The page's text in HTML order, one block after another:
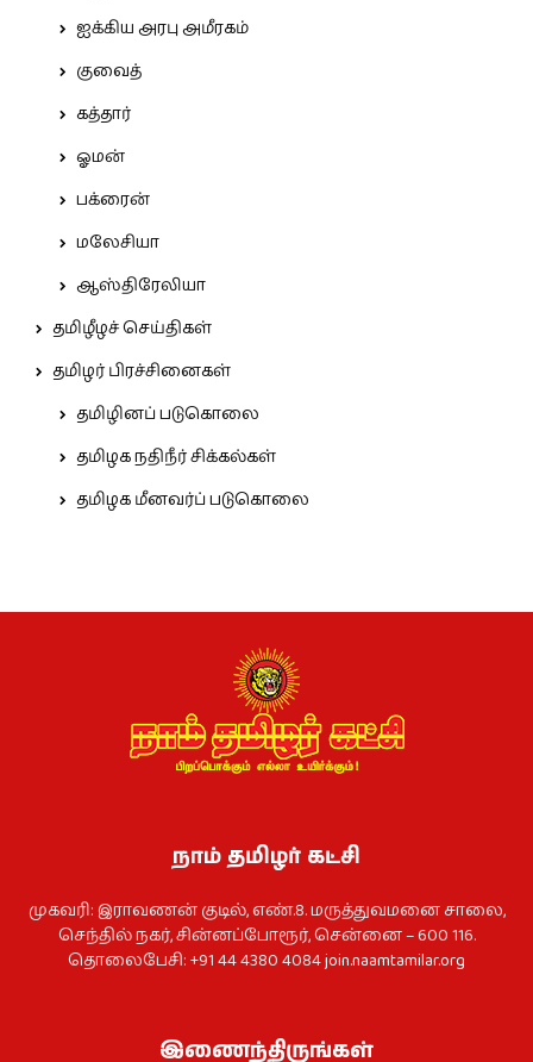
ஐக்கிய அரபு அமீரகம்
குவைத்
கத்தார்
ஓமன்
பக்ரைன்
மலேசியா
ஆஸ்திரேலியா
தமிழீழச் செய்திகள்
தமிழர் பிரச்சினைகள்
தமிழினப் படுகொலை
தமிழக நதிநீர் சிக்கல்கள்
தமிழக மீனவர்ப் படுகொலை
நாம் தமிழர் கட்சி
முகவரி: இராவணன் குடில், எண்.8. மருத்துவமனை சாலை,
செந்தில் நகர், சின்னப்போரூர், சென்னை – 600 116.
தொலைபேசி: +91 44 4380 4084join.naamtamilar.org
இணைந்திருங்கள்